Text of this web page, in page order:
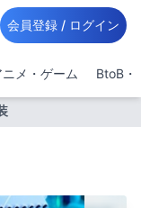
会員登録 / ログイン
ニメ・ゲーム BtoB・